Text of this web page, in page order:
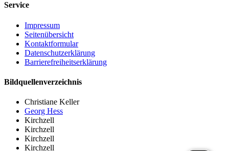
Service
Impressum
Seitenübersicht
Kontaktformular
Datenschutzerklärung
Barrierefreiheitserklärung
Bildquellenverzeichnis
Christiane Keller
Georg Hess
Kirchzell
Kirchzell
Kirchzell
Kirchzell